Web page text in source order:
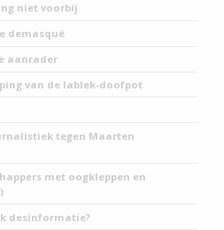
niet voorbij
demasqué
aanrader
van de lablek-doofpot
tegen Maarten
met oogkleppen en
desinformatie?